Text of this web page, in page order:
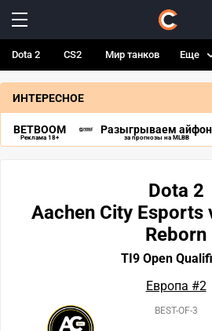
Dota 2 CS2 Мир танков Еще
ИНТЕРЕСНОЕ
BETBOOM
Реклама 18+
Разыгрываем айфон
за прогнозы на MLBB
Dota 2
Aachen City Esports
Reborn
TI9 Open
Европа #2
BEST-OF-3